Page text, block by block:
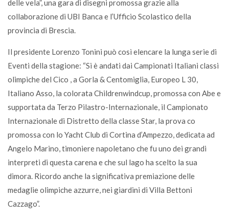
delle vela”, una gara di disegni promossa grazie alla
collaborazione di UBI Banca e l’Ufficio Scolastico della
provincia di Brescia.
Il presidente Lorenzo Tonini può così elencare la lunga serie di
Eventi della stagione: “Si è andati dai Campionati Italiani classi
olimpiche del Cico , a Gorla & Centomiglia, Europeo L 30,
Italiano Asso, la colorata Childrenwindcup, promossa con Abe e
supportata da Terzo Pilastro-Internazionale, il Campionato
Internazionale di Distretto della classe Star, la prova co
promossa con lo Yacht Club di Cortina d’Ampezzo, dedicata ad
Angelo Marino, timoniere napoletano che fu uno dei grandi
interpreti di questa carena e che sul lago ha scelto la sua
dimora. Ricordo anche la significativa premiazione delle
medaglie olimpiche azzurre, nei giardini di Villa Bettoni
Cazzago”.